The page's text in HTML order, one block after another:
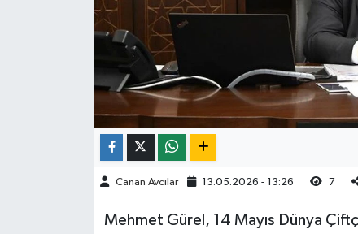
Canan Avcılar 13.05.2026 - 13:26 7
Mehmet Gürel, 14 Mayıs Dünya